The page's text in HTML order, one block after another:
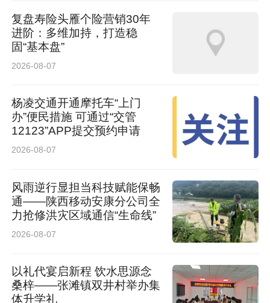
定性难题，始终牢牢守住工程安全与质量双重底
线。
前。目前，十一标段桥梁桩基浇筑、墩身施工、
箱梁架设、路基规整等核心工序有序推进，工程
主体骨架基本成型，重点桥梁、路基等关键节点
工程持续取得新突破，项目整体建设态势稳中向
好。
全力冲刺决胜，铺就老区发展腾飞通途
走进项目建设现场，处处涌动着时不我待、奋勇
争先的建设热潮。“日夜拼搏换进度，精工细筑迎
复盘寿险头雁个险营销30年
进阶：多维加持，打造稳
固“基本盘”
2026-08-07
杨凌交通开通摩托车“上门
办”便民措施 可通过“交管
12123”APP提交预约申请
2026-08-07
风雨逆行显担当科技赋能保畅
通——陕西移动安康分公司全
力抢修洪灾区域通信“生命线”
2026-08-07
以礼代宴启新程 饮水思源念
桑梓——张滩镇双井村举办集
体升学礼